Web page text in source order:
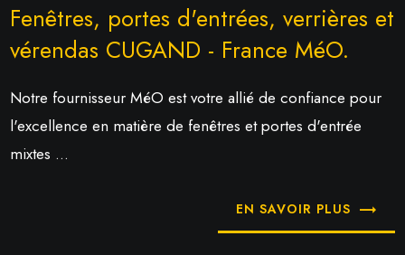
Fenêtres, portes d'entrées, verrières et
vérendas CUGAND - France MéO.
Notre fournisseur MéO est votre allié de confiance pour
l'excellence en matière de fenêtres et portes d'entrée
mixtes ...
EN SAVOIR PLUS